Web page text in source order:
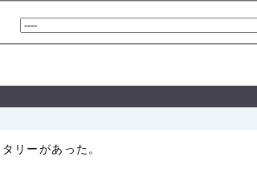
リーがあった。